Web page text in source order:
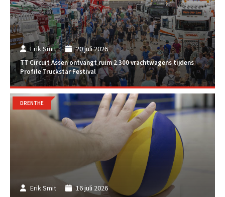
Erik Smit 20 juli 2026
TT Circuit Assen ontvangt ruim 2.300 vrachtwagens tijdens
Profile Truckstar Festival
Erik Smit 16 juli 2026
DRENTHE